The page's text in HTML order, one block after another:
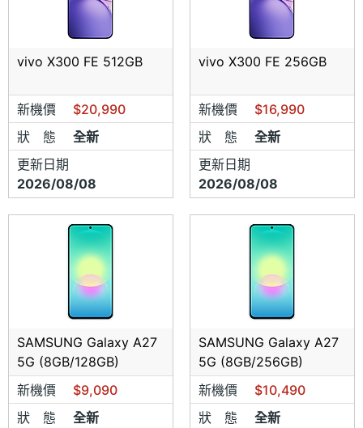
vivo X300 FE 512GB
新機價
$20,990
狀 態
全新
更新日期
2026/08/08
vivo X300 FE 256GB
新機價
$16,990
狀 態
全新
更新日期
2026/08/08
SAMSUNG Galaxy A27
5G (8GB/128GB)
新機價
$9,090
狀 態
全新
SAMSUNG Galaxy A27
5G (8GB/256GB)
新機價
$10,490
狀 態
全新